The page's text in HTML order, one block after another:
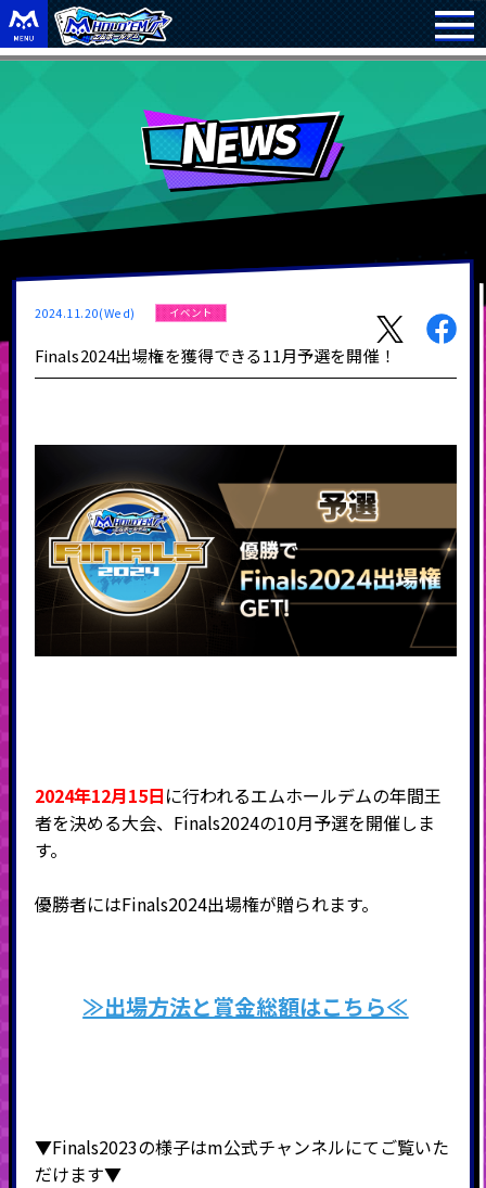
2024.11.20(Wed) イベント
Finals2024出場権を獲得できる11月予選を開催！
2024年12月15日に行われるエムホールデムの年間王
者を決める大会、Finals2024の10月予選を開催しま
す。
優勝者にはFinals2024出場権が贈られます。
≫出場方法と賞金総額はこちら≪
▼Finals2023の様子はm公式チャンネルにてご覧いた
だけます▼